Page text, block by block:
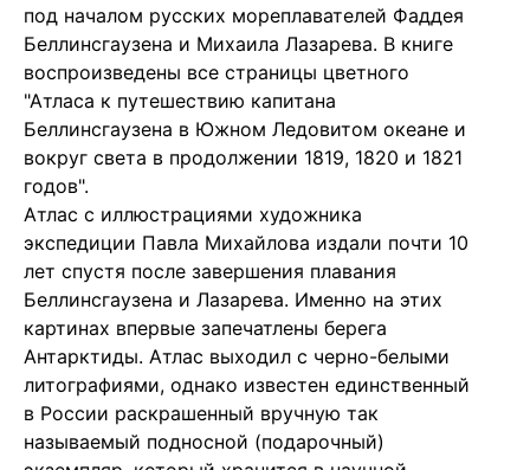
под началом русских мореплавателей Фаддея
Беллинсгаузена и Михаила Лазарева. В книге
воспроизведены все страницы цветного
"Атласа к путешествию капитана
Беллинсгаузена в Южном Ледовитом океане и
вокруг света в продолжении 1819, 1820 и 1821
годов".
Атлас с иллюстрациями художника
экспедиции Павла Михайлова издали почти 10
лет спустя после завершения плавания
Беллинсгаузена и Лазарева. Именно на этих
картинах впервые запечатлены берега
Антарктиды. Атлас выходил с черно-белыми
литографиями, однако известен единственный
в России раскрашенный вручную так
называемый подносной (подарочный)